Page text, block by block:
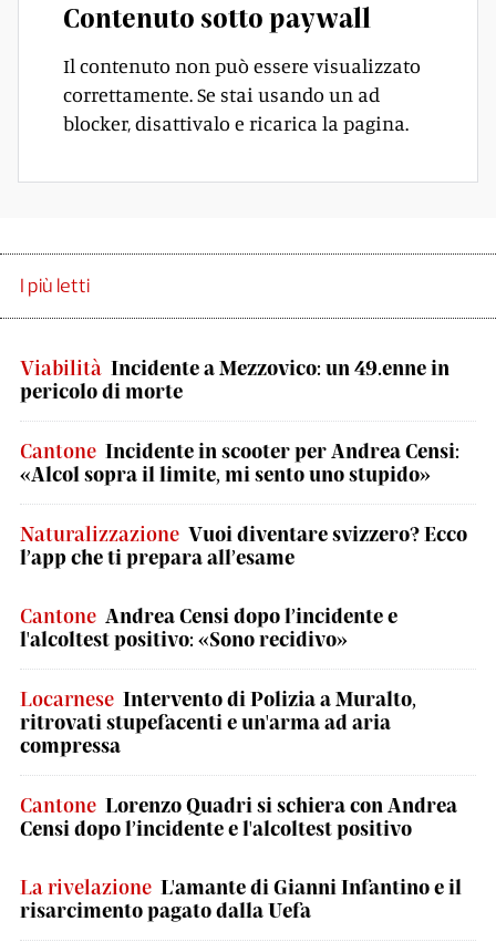
Contenuto sotto paywall
Il contenuto non può essere visualizzato
correttamente. Se stai usando un ad
blocker, disattivalo e ricarica la pagina.
I più letti
Viabilità Incidente a Mezzovico: un 49.enne in
pericolo di morte
Cantone Incidente in scooter per Andrea Censi:
«Alcol sopra il limite, mi sento uno stupido»
Naturalizzazione Vuoi diventare svizzero? Ecco
l’app che ti prepara all’esame
Cantone Andrea Censi dopo l’incidente e
l'alcoltest positivo: «Sono recidivo»
Locarnese Intervento di Polizia a Muralto,
ritrovati stupefacenti e un'arma ad aria
compressa
Cantone Lorenzo Quadri si schiera con Andrea
Censi dopo l’incidente e l'alcoltest positivo
La rivelazione L'amante di Gianni Infantino e il
risarcimento pagato dalla Uefa